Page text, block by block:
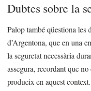
Dubtes sobre la
Palop també qüestiona les
d’Argentona, que en una
la seguretat necessària
assegura, recordant que
produeix en aquest context.